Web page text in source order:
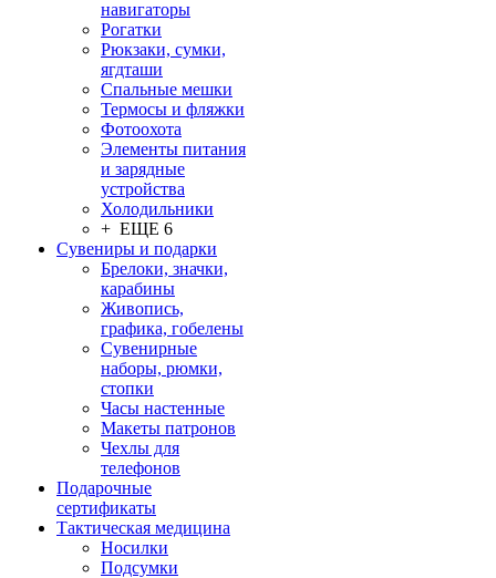
навигаторы
Рогатки
Рюкзаки, сумки,
ягдташи
Спальные мешки
Термосы и фляжки
Фотоохота
Элементы питания
и зарядные
устройства
Холодильники
+ ЕЩЕ 6
Сувениры и подарки
Брелоки, значки,
карабины
Живопись,
графика, гобелены
Сувенирные
наборы, рюмки,
стопки
Часы настенные
Макеты патронов
Чехлы для
телефонов
Подарочные
сертификаты
Тактическая медицина
Носилки
Подсумки